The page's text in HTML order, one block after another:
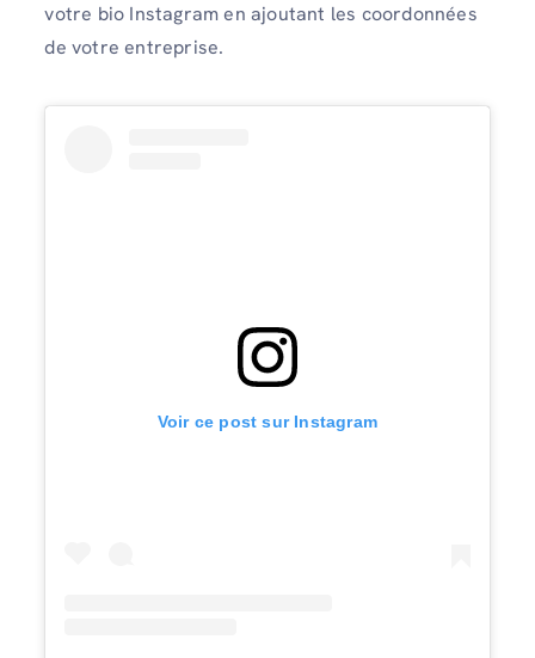
votre bio Instagram en ajoutant les coordonnées
de votre entreprise.
Voir ce post sur Instagram